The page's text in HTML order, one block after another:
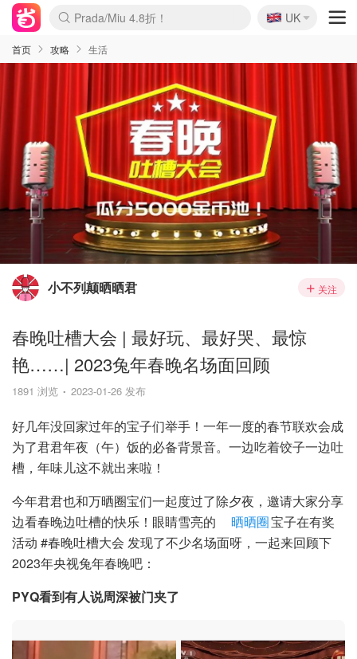
麦卢卡蜂蜜夏促！个位数！
Prada/Miu 4.8折！
啥？必胜客披萨5折！
🇬🇧
UK
首页 攻略 生活
小不列颠晒晒君 关注
春晚吐槽大会 | 最好玩、最好哭、最惊
艳……| 2023兔年春晚名场面回顾
1891 浏览 2023-01-26 发布
好几年没回家过年的宝子们举手！一年一度的春节联欢会成
为了君君年夜（午）饭的必备背景音。一边吃着饺子一边吐
槽，年味儿这不就出来啦！
今年君君也和万晒圈宝们一起度过了除夕夜，邀请大家分享
边看春晚边吐槽的快乐！眼睛雪亮的
晒晒圈宝子在有奖
活动 #春晚吐槽大会 发现了不少名场面呀，一起来回顾下
2023年央视兔年春晚吧：
PYQ看到有人说周深被门夹了